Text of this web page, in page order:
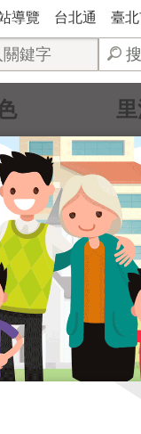
導覽 台北通 臺